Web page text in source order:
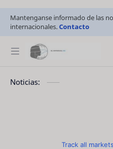
Mantenganse informado de las
internacionales.Contacto
Noticias:
Track all